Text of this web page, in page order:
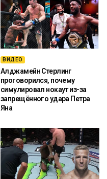
ВИДЕО
Алджамейн Стерлинг
проговорился, почему
симулировал нокаут из-за
запрещённого удара Петра
Яна